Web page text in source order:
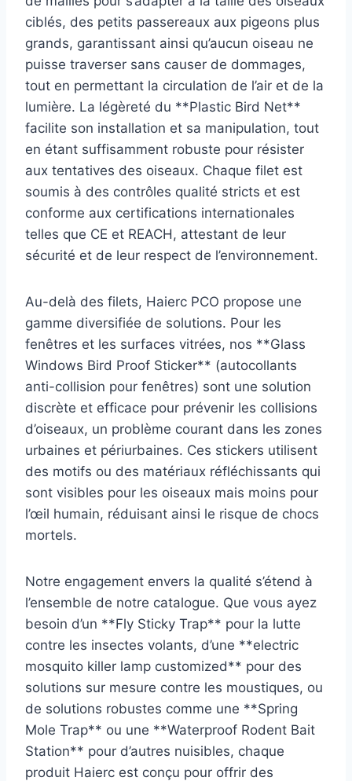
ciblés, des petits passereaux aux pigeons plus
grands, garantissant ainsi qu’aucun oiseau ne
puisse traverser sans causer de dommages,
tout en permettant la circulation de l’air et de la
lumière. La légèreté du **Plastic Bird Net**
facilite son installation et sa manipulation, tout
en étant suffisamment robuste pour résister
aux tentatives des oiseaux. Chaque filet est
soumis à des contrôles qualité stricts et est
conforme aux certifications internationales
telles que CE et REACH, attestant de leur
sécurité et de leur respect de l’environnement.
Au-delà des filets, Haierc PCO propose une
gamme diversifiée de solutions. Pour les
fenêtres et les surfaces vitrées, nos **Glass
Windows Bird Proof Sticker** (autocollants
anti-collision pour fenêtres) sont une solution
discrète et efficace pour prévenir les collisions
d’oiseaux, un problème courant dans les zones
urbaines et périurbaines. Ces stickers utilisent
des motifs ou des matériaux réfléchissants qui
sont visibles pour les oiseaux mais moins pour
l’œil humain, réduisant ainsi le risque de chocs
mortels.
Notre engagement envers la qualité s’étend à
l’ensemble de notre catalogue. Que vous ayez
besoin d’un **Fly Sticky Trap** pour la lutte
contre les insectes volants, d’une **electric
mosquito killer lamp customized** pour des
solutions sur mesure contre les moustiques, ou
de solutions robustes comme une **Spring
Mole Trap** ou une **Waterproof Rodent Bait
Station** pour d’autres nuisibles, chaque
produit Haierc est conçu pour offrir des